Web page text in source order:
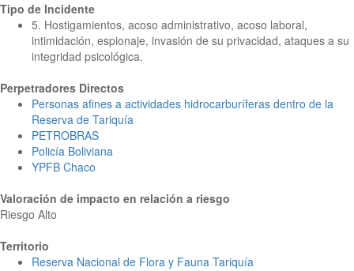
Tipo de Incidente
5. Hostigamientos, acoso administrativo, acoso laboral,
intimidación, espionaje, invasión de su privacidad, ataques a su
integridad psicológica.
Perpetradores Directos
Personas afines a actividades hidrocarburíferas dentro de la
Reserva de Tariquía
PETROBRAS
Policía Boliviana
YPFB Chaco
Valoración de impacto en relación a riesgo
Riesgo Alto
Territorio
Reserva Nacional de Flora y Fauna Tariquía